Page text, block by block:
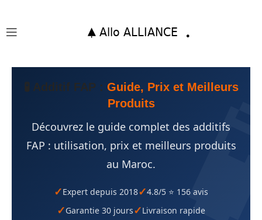
🧪 Additif FAP : Guide, Prix et Meilleurs
Produits
Découvrez le guide complet des additifs
FAP : utilisation, prix et meilleurs produits
au Maroc.
Expert depuis 2018
4.8/5 ⭐ 156 avis
Garantie 30 jours
Livraison rapide